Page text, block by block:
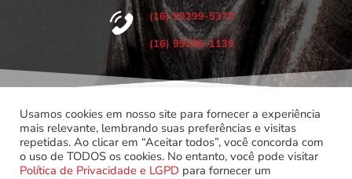
(16) 99299-5373
(16) 99286-1139
©Copyright 2022 – Todos os Direitos Reservados.
Associação dos Servidores do Poder Judiciário do Estado de
Usamos cookies em nosso site para fornecer a experiência
mais relevante, lembrando suas preferências e visitas
repetidas. Ao clicar em “Aceitar todos”, você concorda com
o uso de TODOS os cookies. No entanto, você pode visitar
Política de Privacidade e LGPD para fornecer um